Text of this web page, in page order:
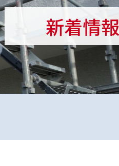
新着情報